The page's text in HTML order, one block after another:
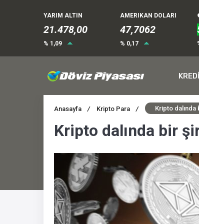
YARIM ALTIN
21.478,00
% 1,09
AMERIKAN DOLARI
47,7062
% 0,17
KREDİ
Anasayfa / Kripto Para / Kripto dalında
Kripto dalında bir